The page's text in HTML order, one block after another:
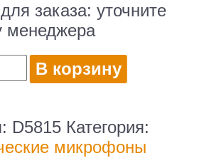
заказа:уточните
менеджера
В корзину
D5815 Категория:
микрофоны